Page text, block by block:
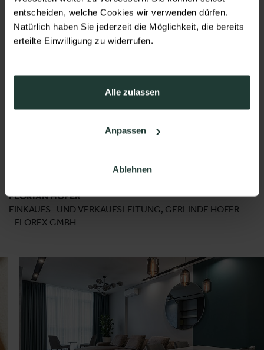
entscheiden, welche Cookies wir verwenden dürfen.
Natürlich haben Sie jederzeit die Möglichkeit, die bereits
erteilte Einwilligung zu widerrufen.
Alle zulassen
Anpassen
Ablehnen
ideale Plattform, um unser
Standardsortiment sowie neueste
fachkundigen Publikum
vorzustellen. Besonders schätzen
wir dabei den Messestandort
Salzburg, der durch seine zentrale
Ambiente überzeugt.“
FLORIAN HOFER
EINKAUFS- UND VERKAUFSLEITUNG, GERLINDE HOFER
- FLOREX GMBH